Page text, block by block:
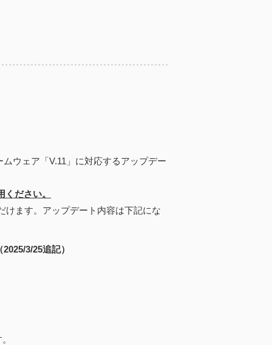
ウェア「V.11」に対応するアップデー
ださい。
けます。アップデート内容は下記にな
3/25追記）